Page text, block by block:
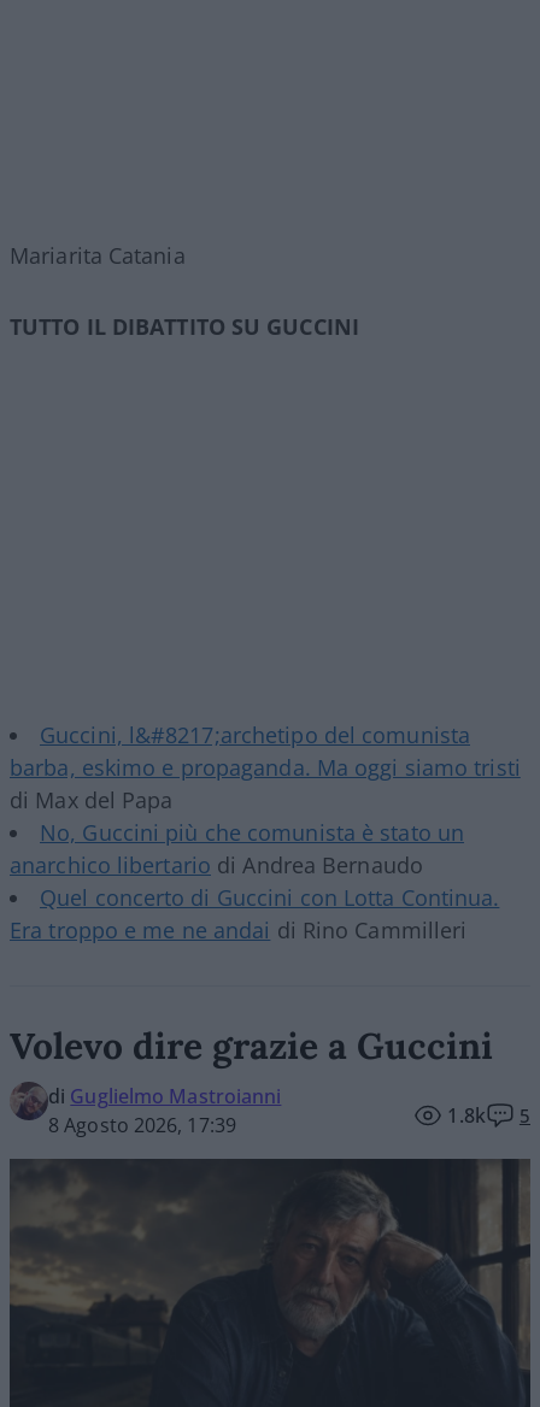
Mariarita Catania
TUTTO IL DIBATTITO SU GUCCINI
Guccini, l&#8217;archetipo del comunista
barba, eskimo e propaganda. Ma oggi siamo tristi
di Max del Papa
No, Guccini più che comunista è stato un
anarchico libertario di Andrea Bernaudo
Quel concerto di Guccini con Lotta Continua.
Era troppo e me ne andai di Rino Cammilleri
Volevo dire grazie a Guccini
di Guglielmo Mastroianni
8 Agosto 2026, 17:39
1.8k 5